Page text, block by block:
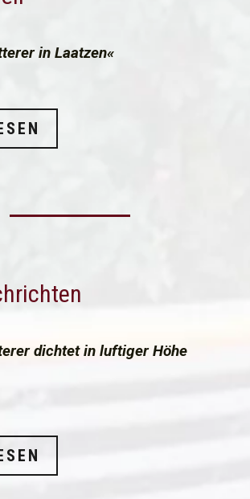
in Laatzen«
dichtet in luftiger Höhe